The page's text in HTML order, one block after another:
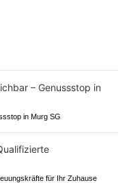
in Murg SG
für Ihr Zuhause